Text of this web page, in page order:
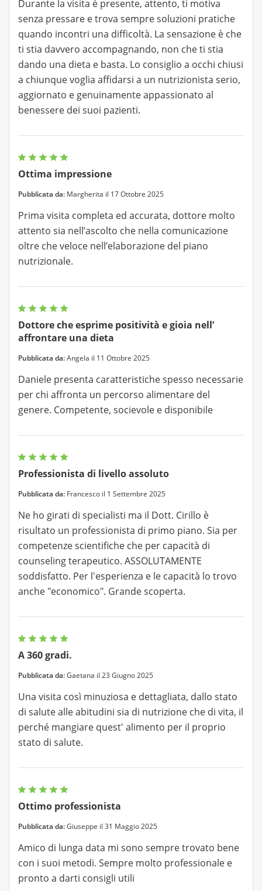
Durante la visita è presente, attento, ti motiva
senza pressare e trova sempre soluzioni pratiche
quando incontri una difficoltà. La sensazione è che
ti stia davvero accompagnando, non che ti stia
dando una dieta e basta. Lo consiglio a occhi chiusi
a chiunque voglia affidarsi a un nutrizionista serio,
aggiornato e genuinamente appassionato al
benessere dei suoi pazienti.
Ottima impressione
Pubblicata da: Margherita il 17 Ottobre 2025
Prima visita completa ed accurata, dottore molto
attento sia nell’ascolto che nella comunicazione
oltre che veloce nell’elaborazione del piano
nutrizionale.
Dottore che esprime positività e gioia nell’
affrontare una dieta
Pubblicata da:Angela il 11 Ottobre 2025
Daniele presenta caratteristiche spesso necessarie
per chi affronta un percorso alimentare del
genere. Competente, socievole e disponibile
Professionista di livello assoluto
Pubblicata da: Francesco il 1 Settembre 2025
Ne ho girati di specialisti ma il Dott. Cirillo è
risultato un professionista di primo piano. Sia per
competenze scientifiche che per capacità di
counseling terapeutico. ASSOLUTAMENTE
soddisfatto. Per l'esperienza e le capacità lo trovo
anche "economico". Grande scoperta.
A 360 gradi.
Pubblicata da:Gaetana il 23 Giugno 2025
Una visita così minuziosa e dettagliata, dallo stato
di salute alle abitudini sia di nutrizione che di vita, il
perché mangiare quest' alimento per il proprio
stato di salute.
Ottimo professionista
Pubblicata da:Giuseppe il 31 Maggio 2025
Amico di lunga data mi sono sempre trovato bene
con i suoi metodi. Sempre molto professionale e
pronto a darti consigli utili